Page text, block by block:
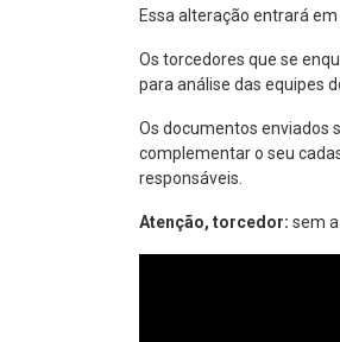
Essa alteração entrará
Os torcedores que se
para análise das equipes
Os documentos enviados
complementar o seu
responsáveis.
Atenção, torcedor: sem